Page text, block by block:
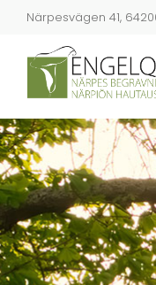
Hoppa
huvudinnehåll
Närpesvägen 41,